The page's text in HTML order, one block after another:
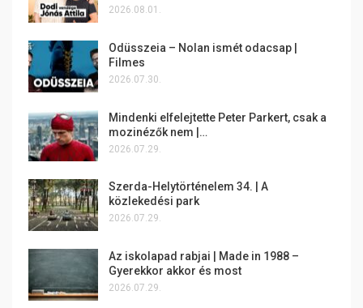
2026.08.01.
Odüsszeia – Nolan ismét odacsap |
Filmes
2026.07.30.
Mindenki elfelejtette Peter Parkert, csak a
mozinézők nem |…
2026.07.29.
Szerda-Helytörténelem 34. | A
közlekedési park
2026.07.29.
Az iskolapad rabjai | Made in 1988 –
Gyerekkor akkor és most
2026.07.29.